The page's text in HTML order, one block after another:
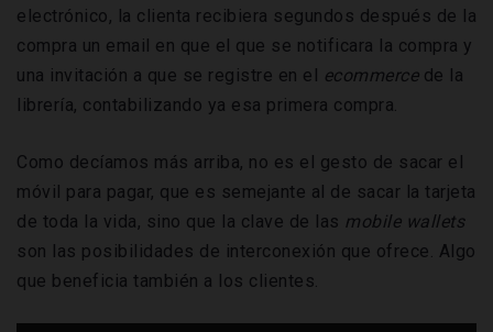
electrónico, la clienta recibiera segundos después de la
compra un email en que el que se notificara la compra y
una invitación a que se registre en el ecommercede la
librería, contabilizando ya esa primera compra.
Como decíamos más arriba, no es el gesto de sacar el
móvil para pagar, que es semejante al de sacar la tarjeta
de toda la vida, sino que la clave de las mobile wallets
son las posibilidades de interconexión que ofrece. Algo
que beneficia también a los clientes.